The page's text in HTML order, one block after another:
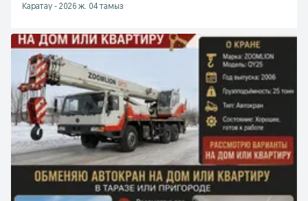
Каратау - 2026 ж. 04 тамыз